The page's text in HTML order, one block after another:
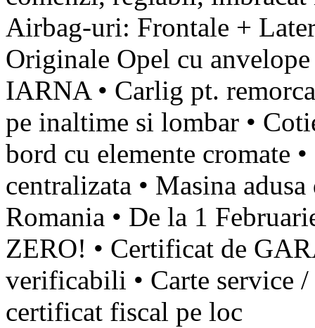
Airbag-uri: Frontale +
Originale Opel cu
IARNA • Carlig pt.
pe inaltime si lombar •
bord cu elemente cromate
centralizata • Masina
Romania • De la 1
ZERO! • Certificat de
verificabili • Carte service
certificat fiscal pe loc